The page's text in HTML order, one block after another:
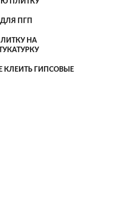
ПЛИТКУ
ПГП
НА
КЛЕИТЬ ГИПСОВЫЕ